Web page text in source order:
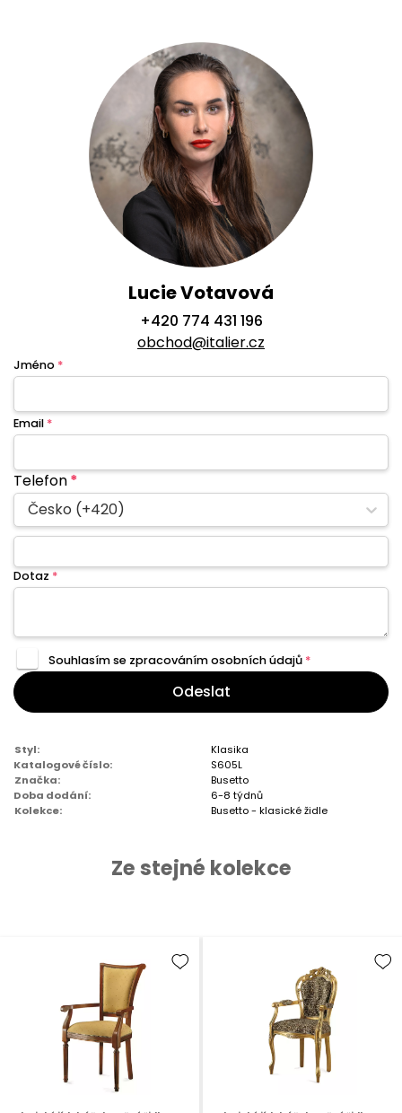
Lucie Votavová
+420 774 431 196
obchod@italier.cz
Jméno *
Email *
Telefon*
Česko (+420)
Dotaz *
Souhlasím se zpracovánímosobních údajů *
Odeslat
Styl:
Klasika
Katalogové číslo:
S605L
Značka:
Busetto
Doba dodání:
6-8 týdnů
Kolekce:
Busetto - klasické židle
Ze stejné kolekce